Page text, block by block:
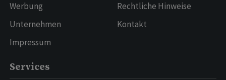
Werbung
Unternehmen
Impressum
Rechtliche Hinweise
Kontakt
Services